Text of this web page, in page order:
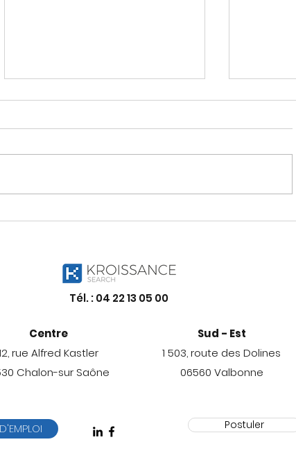
Qui veut (encore) du
Le
Tél. :04 22 13 05 00
Centre
rue Alfred Kastler
Chalon-sur Saône
Sud - Est
1 503, route des Dolines
06560 Valbonne
Postuler